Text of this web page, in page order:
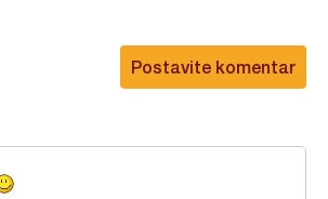
Postavite komentar